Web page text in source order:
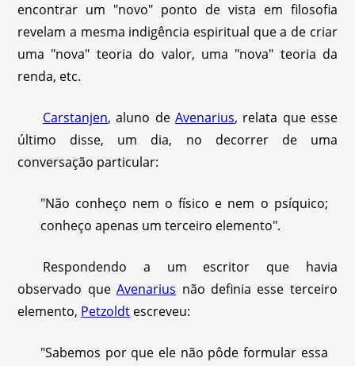
encontrar um "novo" ponto de vista em filosofia
revelam a mesma indigência espiritual que a de criar
uma "nova" teoria do valor, uma "nova" teoria da
renda, etc.
Carstanjen, aluno de Avenarius, relata que esse
último disse, um dia, no decorrer de uma
conversação particular:
"Não conheço nem o físico e nem o psíquico;
conheço apenas um terceiro elemento".
Respondendo a um escritor que havia
observado queAvenarius não definia esse terceiro
elemento, Petzoldt escreveu:
"Sabemos por que ele não pôde formular essa